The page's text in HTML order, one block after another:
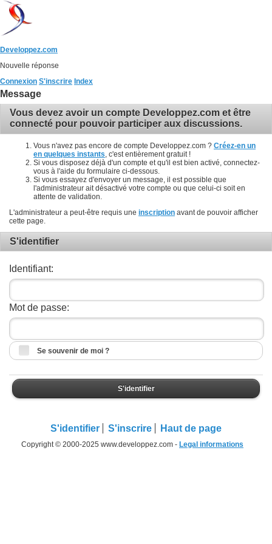
Developpez.com
Nouvelle réponse
Connexion S'inscrire Index
Message
Vous devez avoir un compte Developpez.com et être
connecté pour pouvoir participer aux discussions.
Vous n'avez pas encore de compte Developpez.com ? Créez-en un
en quelques instants , c'est entièrement gratuit !
Si vous disposez déjà d'un compte et qu'il est bien activé, connectez-
vous à l'aide du formulaire ci-dessous.
Si vous essayez d'envoyer un message, il est possible que
l'administrateur ait désactivé votre compte ou que celui-ci soit en
attente de validation.
L'administrateur a peut-être requis une inscription avant de pouvoir afficher
cette page.
S'identifier
Identifiant:
Mot de passe:
Se souvenir de moi ?
S'identifier
S'identifier S'inscrire Haut de page
Copyright © 2000-2025 www.developpez.com - Legal informations